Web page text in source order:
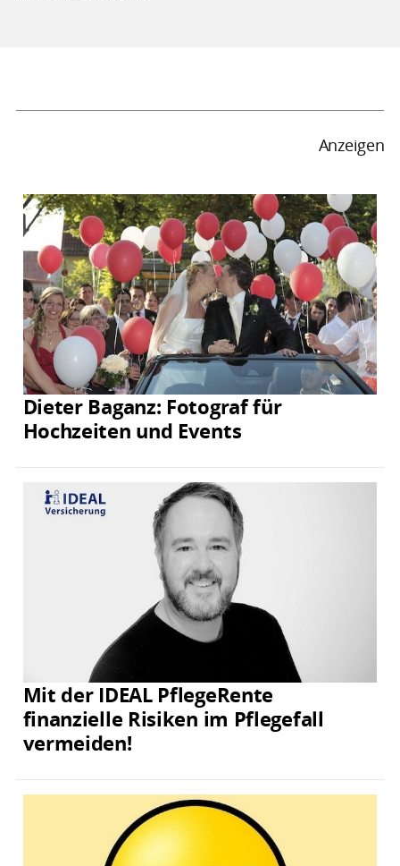
Anzeigen
Dieter Baganz: Fotograf für
Hochzeiten und Events
Mit der IDEAL PflegeRente
finanzielle Risiken im Pflegefall
vermeiden!